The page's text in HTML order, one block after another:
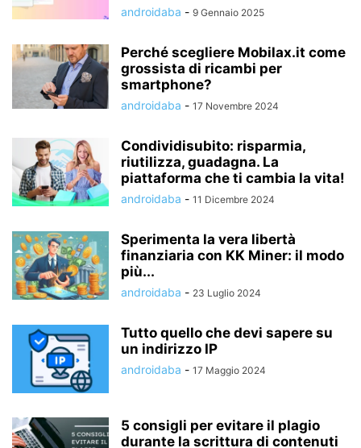
androidaba - 9 Gennaio 2025
Perché scegliere Mobilax.it come
grossista di ricambi per
smartphone?
androidaba - 17 Novembre 2024
Condividisubito: risparmia,
riutilizza, guadagna. La
piattaforma che ti cambia la vita!
androidaba - 11 Dicembre 2024
Sperimenta la vera libertà
finanziaria con KK Miner: il modo
più...
androidaba - 23 Luglio 2024
Tutto quello che devi sapere su
un indirizzo IP
androidaba - 17 Maggio 2024
5 consigli per evitare il plagio
durante la scrittura di contenuti